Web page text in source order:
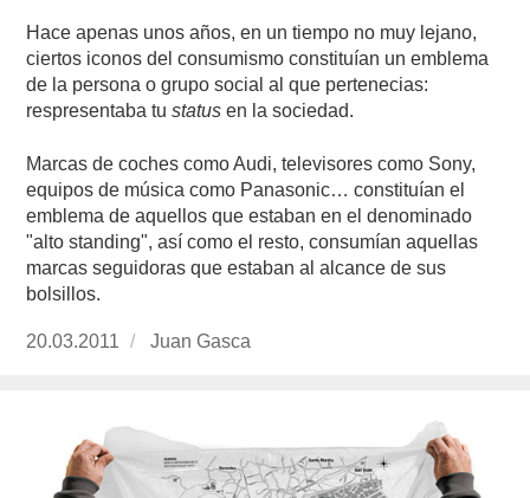
Hace apenas unos años, en un tiempo no muy lejano,
ciertos iconos del consumismo constituían un emblema
de la persona o grupo social al que pertenecias:
respresentaba tustatus en la sociedad.
Marcas de coches como Audi, televisores como Sony,
equipos de música como Panasonic… constituían el
emblema de aquellos que estaban en el denominado
"alto standing", así como el resto, consumían aquellas
marcas seguidoras que estaban al alcance de sus
bolsillos.
Publicado
20.03.2011 https://www.experimenta.es/author/
Juan Gasca